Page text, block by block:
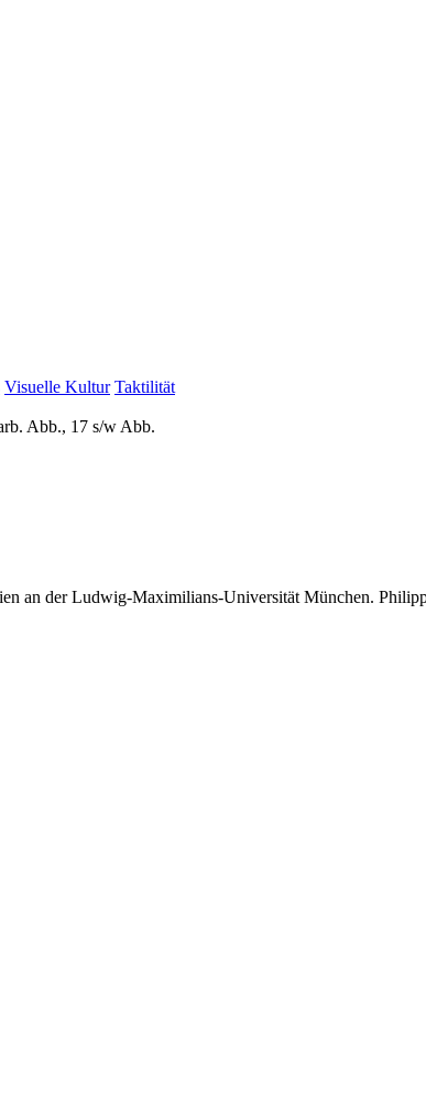
Visuelle Kultur Taktilität
Abb., 17 s/w Abb.
an der Ludwig-Maximilians-Universität München.